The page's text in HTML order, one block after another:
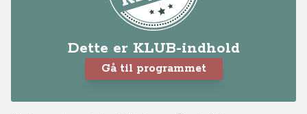
Dette er KLUB-indhold
Gå til programmet